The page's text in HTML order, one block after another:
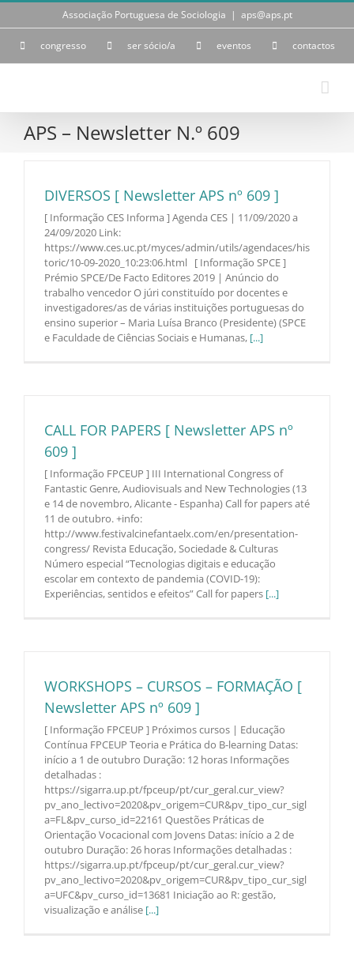
Skip
Associação Portuguesa de Sociologia | aps@aps.pt
congresso ser sócio/a eventos contactos
APS – Newsletter N.º 609
DIVERSOS [ Newsletter APS nº 609 ]
[ Informação CES Informa ] Agenda CES | 11/09/2020 a
24/09/2020 Link:
https://www.ces.uc.pt/myces/admin/utils/agendaces/his
toric/10-09-2020_10:23:06.html [ Informação SPCE ]
Prémio SPCE/De Facto Editores 2019 | Anúncio do
trabalho vencedor O júri constituído por docentes e
investigadores/as de várias instituições portuguesas do
ensino superior – Maria Luísa Branco (Presidente) (SPCE
e Faculdade de Ciências Sociais e Humanas, [...]
CALL FOR PAPERS [ Newsletter APS nº
609 ]
[ Informação FPCEUP ] III International Congress of
Fantastic Genre, Audiovisuals and New Technologies (13
e 14 de novembro, Alicante - Espanha) Call for papers até
11 de outubro. +info:
http://www.festivalcinefantaelx.com/en/presentation-
congress/ Revista Educação, Sociedade & Culturas
Número especial “Tecnologias digitais e educação
escolar em contexto de pandemia (COVID-19):
Experiências, sentidos e efeitos” Call for papers [...]
WORKSHOPS – CURSOS – FORMAÇÃO [
Newsletter APS nº 609 ]
[ Informação FPCEUP ] Próximos cursos | Educação
Contínua FPCEUP Teoria e Prática do B-learning Datas:
início a 1 de outubro Duração: 12 horas Informações
detalhadas :
https://sigarra.up.pt/fpceup/pt/cur_geral.cur_view?
pv_ano_lectivo=2020&pv_origem=CUR&pv_tipo_cur_sigl
a=FL&pv_curso_id=22161 Questões Práticas de
Orientação Vocacional com Jovens Datas: início a 2 de
outubro Duração: 26 horas Informações detalhadas :
https://sigarra.up.pt/fpceup/pt/cur_geral.cur_view?
pv_ano_lectivo=2020&pv_origem=CUR&pv_tipo_cur_sigl
a=UFC&pv_curso_id=13681 Iniciação ao R: gestão,
visualização e análise [...]